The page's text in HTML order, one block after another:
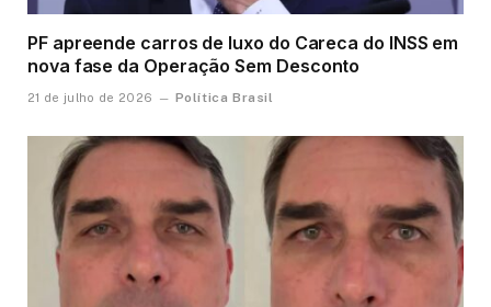
PF apreende carros de luxo do Careca do INSS em
nova fase da Operação Sem Desconto
21 de julho de 2026 Política Brasil